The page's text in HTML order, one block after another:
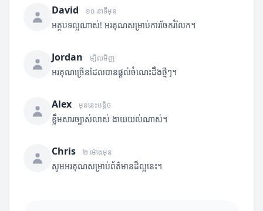
David ១០ នាទីមុន
អត្ថបទល្អណាស់! អរគុណសម្រាប់ការចែករំលែក។
Jordan ម្សិលមិញ
អរគុណច្រើនដែលបានផ្តល់ចំណេះដឹងថ្មីៗ។
Alex មុននេះបន្តិច
ខ្លឹមសារច្បាស់លាស់ ងាយយល់ណាស់។
Chris ២ ម៉ោងមុន
សូមអរគុណសម្រាប់ព័ត៌មានដ៏ល្អនេះ។